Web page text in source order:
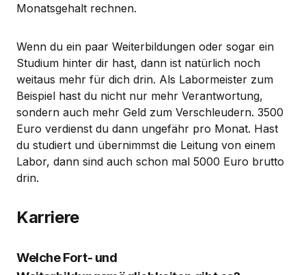
Monatsgehalt rechnen.
Wenn du ein paar Weiterbildungen oder sogar ein
Studium hinter dir hast, dann ist natürlich noch
weitaus mehr für dich drin. Als Labormeister zum
Beispiel hast du nicht nur mehr Verantwortung,
sondern auch mehr Geld zum Verschleudern. 3500
Euro verdienst du dann ungefähr pro Monat. Hast
du studiert und übernimmst die Leitung von einem
Labor, dann sind auch schon mal 5000 Euro brutto
drin.
Karriere
Welche Fort- und